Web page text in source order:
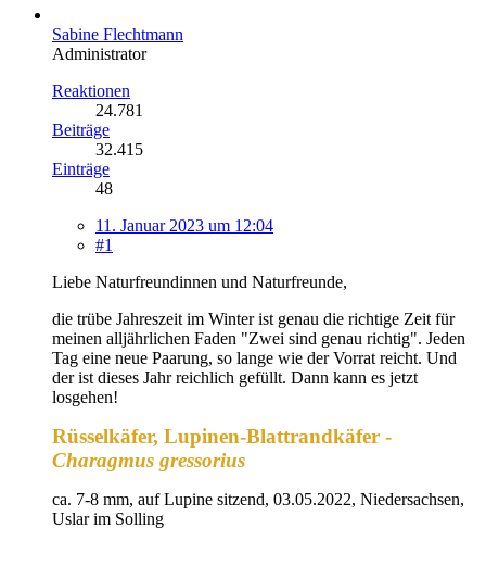
Sabine Flechtmann
Administrator
Reaktionen
24.781
Beiträge
32.415
Einträge
48
11. Januar 2023 um 12:04
#1
Liebe Naturfreundinnen und Naturfreunde,
die trübe Jahreszeit im Winter ist genau die richtige Zeit für
meinen alljährlichen Faden "Zwei sind genau richtig". Jeden
Tag eine neue Paarung, so lange wie der Vorrat reicht. Und
der ist dieses Jahr reichlich gefüllt. Dann kann es jetzt
losgehen!
Rüsselkäfer, Lupinen-Blattrandkäfer -
Charagmus gressorius
ca. 7-8 mm, auf Lupine sitzend, 03.05.2022, Niedersachsen,
Uslar im Solling